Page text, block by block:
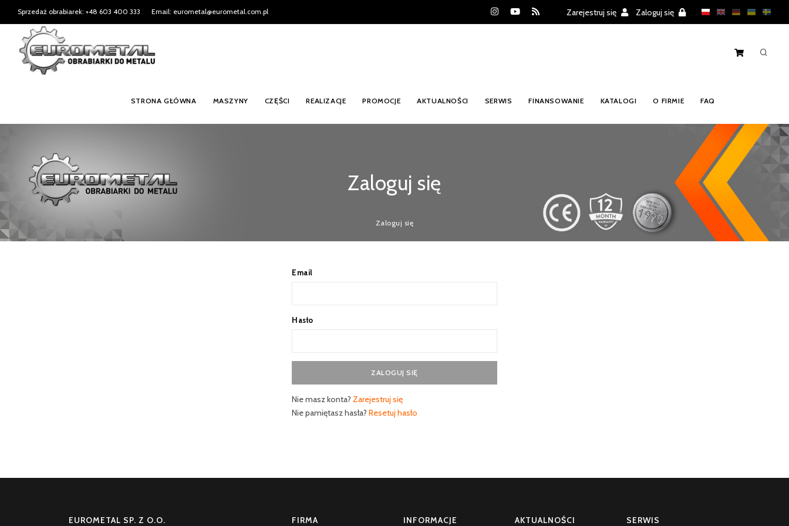
Sprzedaż obrabiarek: +48 603 400 333 Email: eurometal@eurometal.com.pl Zarejestruj się Zaloguj się
STRONA GŁÓWNA MASZYNY CZĘŚCI REALIZACJE PROMOCJE AKTUALNOŚCI SERWIS FINANSOWANIE KATALOGI O FIRMIE FAQ
Zaloguj się
Zaloguj się
Email
Hasło
Nie masz konta? Zarejestruj się
Nie pamiętasz hasła? Resetuj hasło
EUROMETAL SP. Z O.O. FIRMA INFORMACJE AKTUALNOŚCI SERWIS